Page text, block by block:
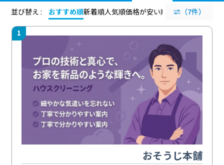
並び替え :
おすすめ順新着順人気順価格が安い順 評価が高い順
（7件）
1
おそうじ本舗